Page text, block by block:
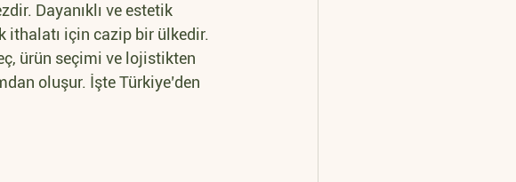
Dayanıklı ve estetik
ithalatı için cazip bir ülkedir.
ürün seçimi ve lojistikten
oluşur. İşte Türkiye’den